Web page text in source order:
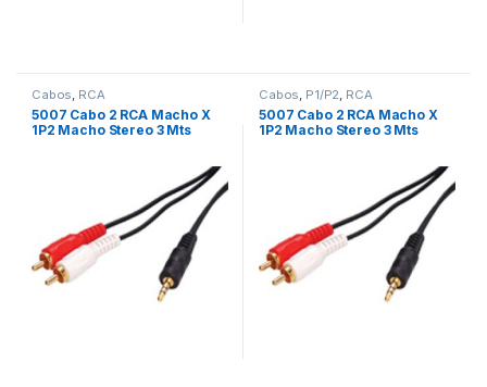
Cabos, RCA
5007 Cabo 2 RCA Macho X
1P2 Macho Stereo 3 Mts
Cabos, P1/P2, RCA
5007 Cabo 2 RCA Macho X
1P2 Macho Stereo 3 Mts